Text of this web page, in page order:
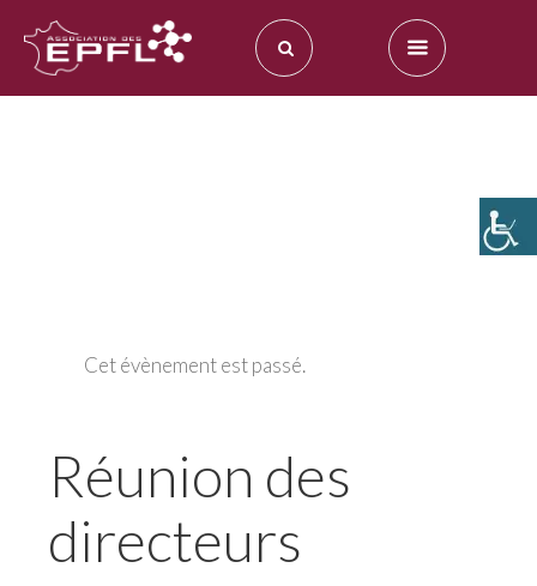
Cet évènement est passé.
Réunion des
directeurs